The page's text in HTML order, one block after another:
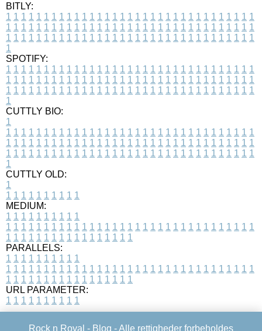
BITLY:
1 1 1 1 1 1 1 1 1 1 1 1 1 1 1 1 1 1 1 1 1 1 1 1 1 1 1 1 1 1 1 1 1
1 1 1 1 1 1 1 1 1 1 1 1 1 1 1 1 1 1 1 1 1 1 1 1 1 1 1 1 1 1 1 1 1
1 1 1 1 1 1 1 1 1 1 1 1 1 1 1 1 1 1 1 1 1 1 1 1 1 1 1 1 1 1 1 1 1
1
SPOTIFY:
1 1 1 1 1 1 1 1 1 1 1 1 1 1 1 1 1 1 1 1 1 1 1 1 1 1 1 1 1 1 1 1 1
1 1 1 1 1 1 1 1 1 1 1 1 1 1 1 1 1 1 1 1 1 1 1 1 1 1 1 1 1 1 1 1 1
1 1 1 1 1 1 1 1 1 1 1 1 1 1 1 1 1 1 1 1 1 1 1 1 1 1 1 1 1 1 1 1 1
1
CUTTLY BIO:
1
1 1 1 1 1 1 1 1 1 1 1 1 1 1 1 1 1 1 1 1 1 1 1 1 1 1 1 1 1 1 1 1 1
1 1 1 1 1 1 1 1 1 1 1 1 1 1 1 1 1 1 1 1 1 1 1 1 1 1 1 1 1 1 1 1 1
1 1 1 1 1 1 1 1 1 1 1 1 1 1 1 1 1 1 1 1 1 1 1 1 1 1 1 1 1 1 1 1 1
1
CUTTLY OLD:
1
1 1 1 1 1 1 1 1 1 1
MEDIUM:
1 1 1 1 1 1 1 1 1 1
1 1 1 1 1 1 1 1 1 1 1 1 1 1 1 1 1 1 1 1 1 1 1 1 1 1 1 1 1 1 1 1 1
1 1 1 1 1 1 1 1 1 1 1 1 1 1 1 1 1
PARALLELS:
1 1 1 1 1 1 1 1 1 1
1 1 1 1 1 1 1 1 1 1 1 1 1 1 1 1 1 1 1 1 1 1 1 1 1 1 1 1 1 1 1 1 1
1 1 1 1 1 1 1 1 1 1 1 1 1 1 1 1 1
URL PARAMETER:
1 1 1 1 1 1 1 1 1 1
Rock n Royal - Blog - Alle rettigheder forbeholdes